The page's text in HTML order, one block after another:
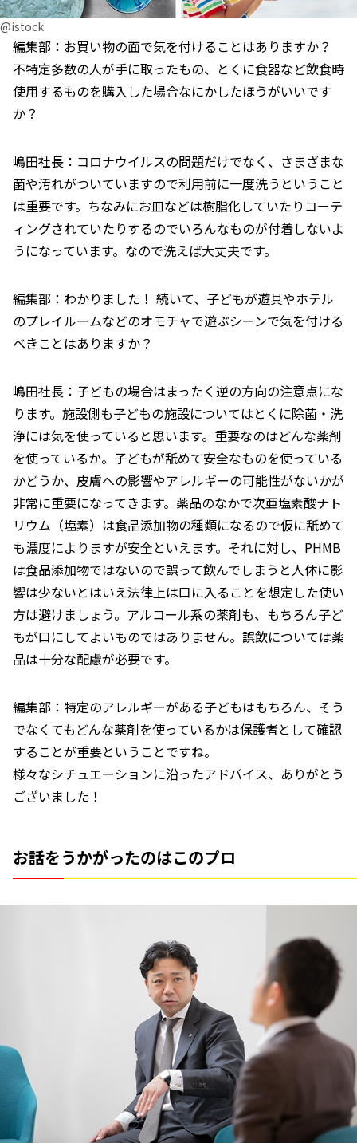
@istock
編集部：お買い物の面で気を付けることはありますか？
不特定多数の人が手に取ったもの、とくに食器など飲食時
使用するものを購入した場合なにかしたほうがいいです
か？
嶋田社長：コロナウイルスの問題だけでなく、さまざまな
菌や汚れがついていますので利用前に一度洗うということ
は重要です。ちなみにお皿などは樹脂化していたりコーテ
ィングされていたりするのでいろんなものが付着しないよ
うになっています。なので洗えば大丈夫です。
編集部：わかりました！ 続いて、子どもが遊具やホテル
のプレイルームなどのオモチャで遊ぶシーンで気を付ける
べきことはありますか？
嶋田社長：子どもの場合はまったく逆の方向の注意点にな
ります。施設側も子どもの施設についてはとくに除菌・洗
浄には気を使っていると思います。重要なのはどんな薬剤
を使っているか。子どもが舐めて安全なものを使っている
かどうか、皮膚への影響やアレルギーの可能性がないかが
非常に重要になってきます。薬品のなかで次亜塩素酸ナト
リウム（塩素）は食品添加物の種類になるので仮に舐めて
も濃度によりますが安全といえます。それに対し、PHMB
は食品添加物ではないので誤って飲んでしまうと人体に影
響は少ないとはいえ法律上は口に入ることを想定した使い
方は避けましょう。アルコール系の薬剤も、もちろん子ど
もが口にしてよいものではありません。誤飲については薬
品は十分な配慮が必要です。
編集部：特定のアレルギーがある子どもはもちろん、そう
でなくてもどんな薬剤を使っているかは保護者として確認
することが重要ということですね。
様々なシチュエーションに沿ったアドバイス、ありがとう
ございました！
お話をうかがったのはこのプロ